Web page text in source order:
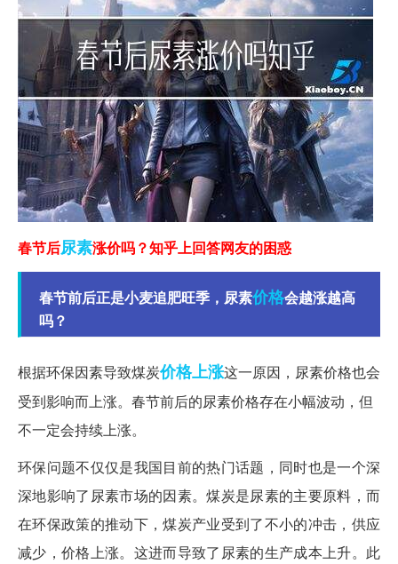
春节后尿素涨价吗？知乎上回答网友的困惑
春节前后正是小麦追肥旺季，尿素价格会越涨越高
吗？
根据环保因素导致煤炭价格上涨这一原因，尿素价格也会
受到影响而上涨。春节前后的尿素价格存在小幅波动，但
不一定会持续上涨。
环保问题不仅仅是我国目前的热门话题，同时也是一个深
深地影响了尿素市场的因素。煤炭是尿素的主要原料，而
在环保政策的推动下，煤炭产业受到了不小的冲击，供应
减少，价格上涨。这进而导致了尿素的生产成本上升。此